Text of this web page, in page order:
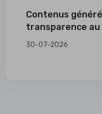
Contenus
transparence
30-07-2026